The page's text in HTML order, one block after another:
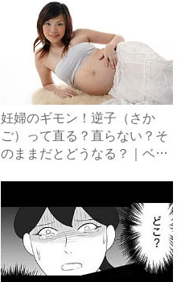
妊婦のギモン！逆子（さか
ご）って直る？直らない？そ
のままだとどうなる？｜ベビ